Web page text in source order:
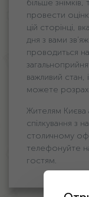
більше
провести
цій сторінці,
дня з вами
проводиться
важливий стан,
можете
Жителям Києва
спілкування з
столичному
телефонуйте
гостям.